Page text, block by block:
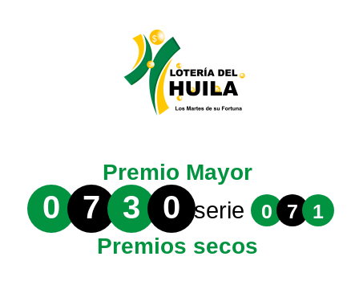
Premio Mayor
0 7 3 0 serie 0 7 1
Premios secos